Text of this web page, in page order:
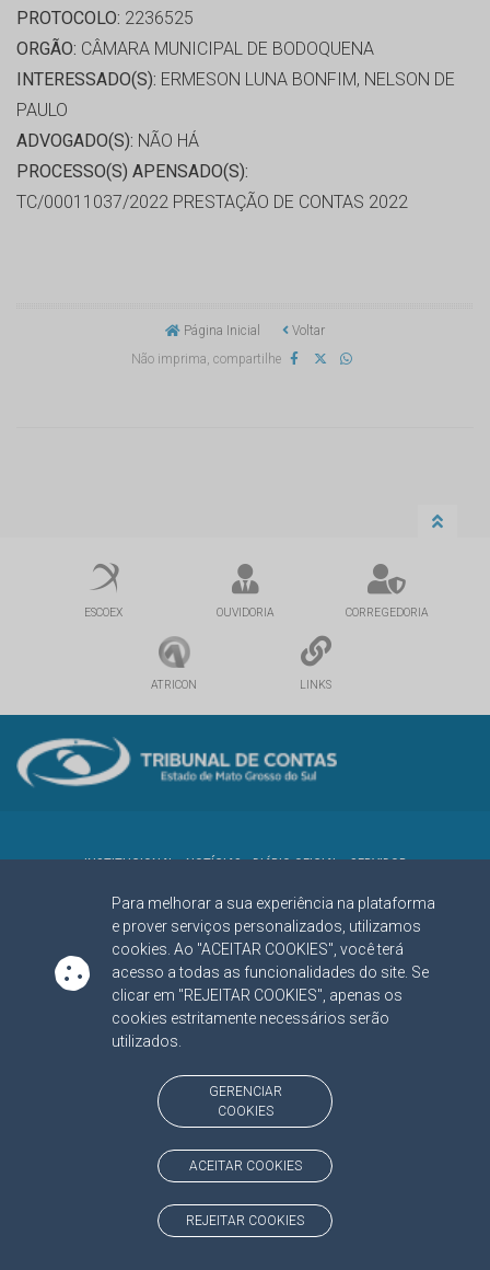
Para melhorar a sua experiência na plataforma
e prover serviços personalizados, utilizamos
cookies. Ao "ACEITAR COOKIES", você terá
acesso a todas as funcionalidades do site. Se
clicar em "REJEITAR COOKIES", apenas os
cookies estritamente necessários serão
utilizados.
GERENCIAR
COOKIES
ACEITAR COOKIES
REJEITAR COOKIES
PROTOCOLO: 2236525
ORGÃO: CÂMARA MUNICIPAL DE BODOQUENA
INTERESSADO(S): ERMESON LUNA BONFIM, NELSON DE
PAULO
ADVOGADO(S): NÃO HÁ
PROCESSO(S) APENSADO(S):
TC/00011037/2022 PRESTAÇÃO DE CONTAS 2022
Página Inicial
Voltar
Não imprima, compartilhe
ESCOEX OUVIDORIA CORREGEDORIA
ATRICON LINKS
INSTITUCIONAL NOTÍCIAS DIÁRIO OFICIAL
SERVIDOR
TRANSPARÊNCIA
MAPA DO SITE
ONDE ESTAMOS (CLIQUE E NAVEGUE)
Av. Des. José Nunes da Cunha, bloco(67) 3317-1500
SIGA NOSSAS REDES SOCIAIS
FacebookInstagram